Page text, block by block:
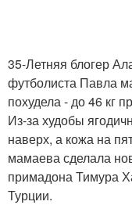
35-Летняя блогер
футболиста Павла
похудела - до 46 кг
Из-за худобы
наверх, а кожа на
мамаева сделала
примадона Тимура
Турции.